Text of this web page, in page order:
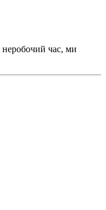
неробочий час, ми